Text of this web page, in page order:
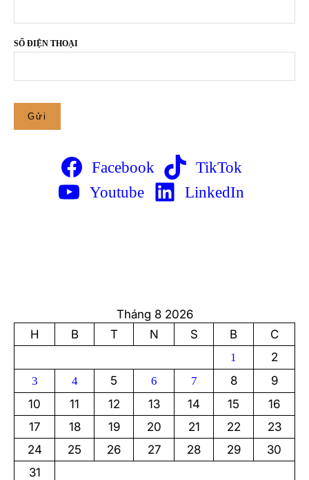
SỐ ĐIỆN THOẠI
Facebook
TikTok
Youtube
LinkedIn
Tháng 8 2026
H
B T N S B C
1 2
3 4 5 6 7 8
9
10
11 12 13 14 15
16
17
18 19 20 21 22
23
24
25 26 27 28 29
30
31